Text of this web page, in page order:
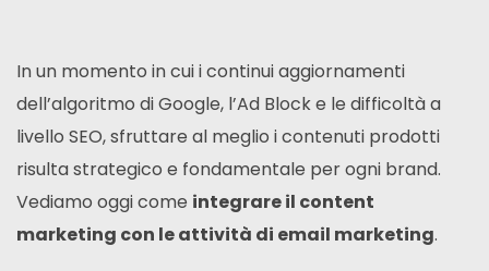
In un momento in cui i continui aggiornamenti
dell’algoritmo di Google, l’Ad Block e le difficoltà a
livello SEO, sfruttare al meglio i contenuti prodotti
risulta strategico e fondamentale per ogni brand.
Vediamo oggi come integrare il content
marketing con le attività di email marketing.